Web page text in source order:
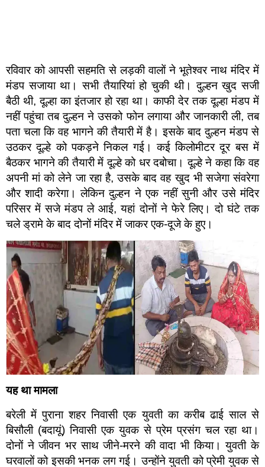
रविवार को आपसी सहमति से लड़की वालों ने भूतेश्वर नाथ मंदिर में
मंडप सजाया था। सभी तैयारियां हो चुकी थी। दुल्हन खुद सजी
बैठी थी, दूल्हा का इंतजार हो रहा था। काफी देर तक दूल्हा मंडप में
नहीं पहुंचा तब दुल्हन ने उसको फोन लगाया और जानकारी ली, तब
पता चला कि वह भागने की तैयारी में है। इसके बाद दुल्हन मंडप से
उठकर दूल्हे को पकड़ने निकल गई। कई किलोमीटर दूर बस में
बैठकर भागने की तैयारी में दूल्हे को धर दबोचा। दूल्हे ने कहा कि वह
अपनी मां को लेने जा रहा है, उसके बाद वह खुद भी सजेगा संवरेगा
और शादी करेगा। लेकिन दुल्हन ने एक नहीं सुनी और उसे मंदिर
परिसर में सजे मंडप ले आई, यहां दोनों ने फेरे लिए। दो घंटे तक
चले ड्रामे के बाद दोनों मंदिर में जाकर एक-दूजे के हुए।
यह था मामला
बरेली में पुराना शहर निवासी एक युवती का करीब ढाई साल से
बिसौली (बदायूं) निवासी एक युवक से प्रेम प्रसंग चल रहा था।
दोनों ने जीवन भर साथ जीने-मरने की वादा भी किया। युवती के
घरवालों को इसकी भनक लग गई। उन्होंने युवती को प्रेमी युवक से